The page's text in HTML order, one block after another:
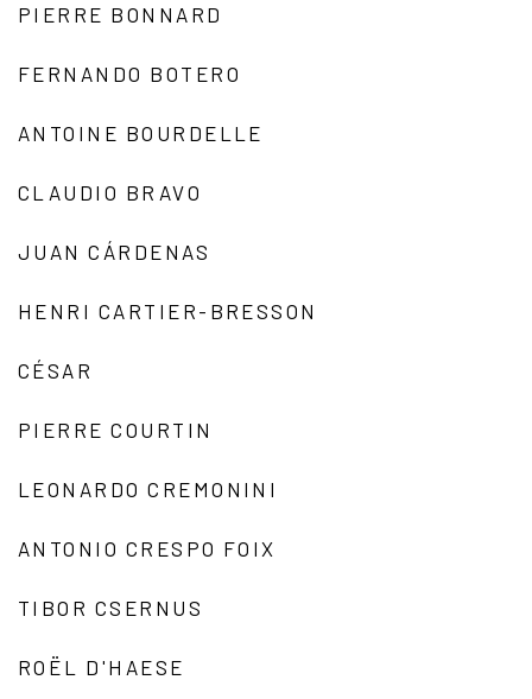
PIERRE BONNARD
FERNANDO BOTERO
ANTOINE BOURDELLE
CLAUDIO BRAVO
JUAN CÁRDENAS
HENRI CARTIER-BRESSON
CÉSAR
PIERRE COURTIN
LEONARDO CREMONINI
ANTONIO CRESPO FOIX
TIBOR CSERNUS
ROËL D'HAESE